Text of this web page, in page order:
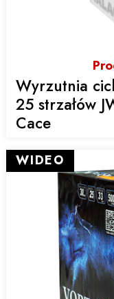
Wyrzutnia
25 strzałów
Cace
WIDEO